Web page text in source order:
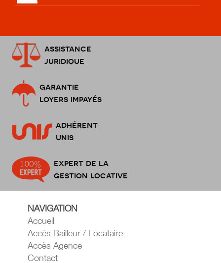
assistance
juridique
garantie
loyers impayés
adhérent
unis
expert de la
gestion locative
NAVIGATION
Accueil
Accès Bailleur / Locataire
Accès Agence
Contact